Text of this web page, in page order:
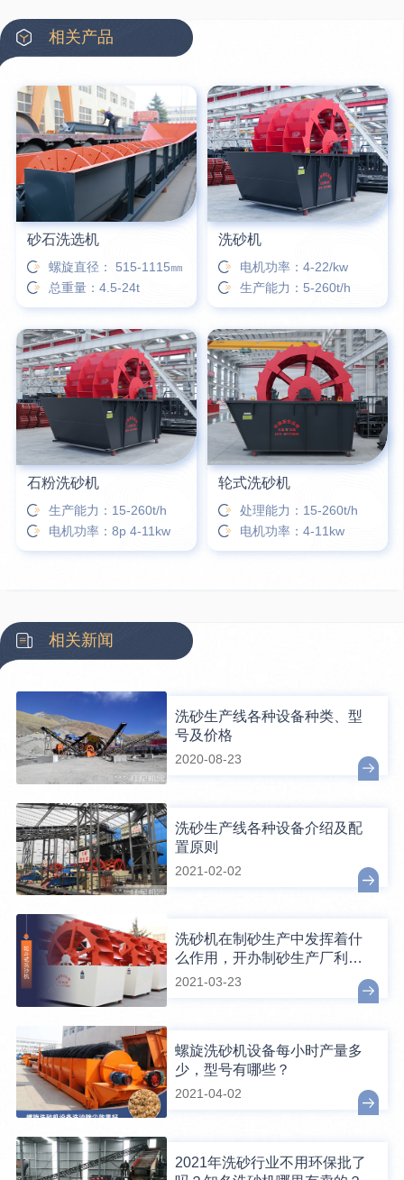
42分钟前 蒋先生留言：硬岩颚式破碎机带不带电机？
3分钟前 王先生留言：水泥厂熟料能破碎吗？推荐用什么机器？
6分钟前 姚女士留言：这款破碎机一小时产能多大？是用电的还是燃油的？
12分钟前 宋先生留言：50吨左右的制砂机大概什么价位？
16分钟前 柳先生留言：洗石英砂全套设备有哪些？
相关产品
砂石洗选机
螺旋直径： 515-1115㎜
总重量：4.5-24t
洗砂机
电机功率：4-22/kw
生产能力：5-260t/h
石粉洗砂机
生产能力：15-260t/h
电机功率：8p 4-11kw
轮式洗砂机
处理能力：15-260t/h
电机功率：4-11kw
相关新闻
洗砂生产线各种设备种类、型
号及价格
2020-08-23
洗砂生产线各种设备介绍及配
置原则
2021-02-02
洗砂机在制砂生产中发挥着什
么作用，开办制砂生产厂利润
怎么样？
2021-03-23
螺旋洗砂机设备每小时产量多
少，型号有哪些？
2021-04-02
2021年洗砂行业不用环保批了